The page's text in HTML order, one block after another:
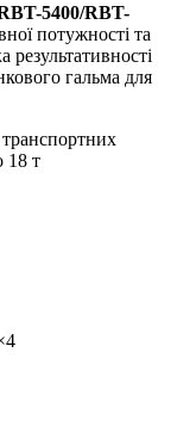
5400/RBT-
потужності та
гальма для
18 т